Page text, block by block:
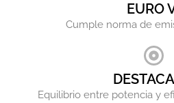
EURO
Cumple norma de
Equilibrio entre potencia y